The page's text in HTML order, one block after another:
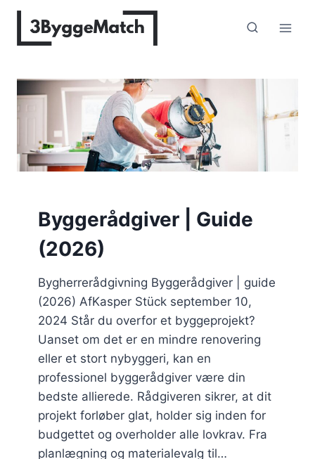
Fortsæt
indhold
Byggerådgiver | Guide
(2026)
Bygherrerådgivning Byggerådgiver | guide
(2026) AfKasper Stück september 10,
2024 Står du overfor et byggeprojekt?
Uanset om det er en mindre renovering
eller et stort nybyggeri, kan en
professionel byggerådgiver være din
bedste allierede. Rådgiveren sikrer, at dit
projekt forløber glat, holder sig inden for
budgettet og overholder alle lovkrav. Fra
planlægning og materialevalg til…